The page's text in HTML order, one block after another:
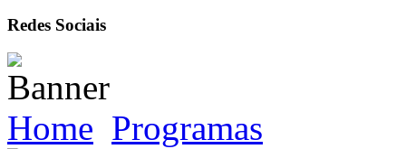
Redes Sociais
Home Programas